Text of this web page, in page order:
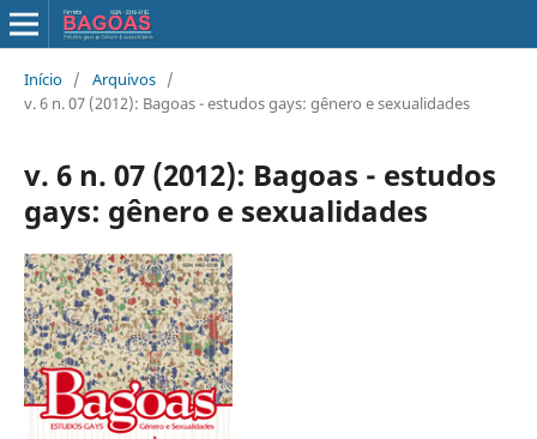
Início / Arquivos /
v. 6 n. 07 (2012): Bagoas - estudos gays: gênero e sexualidades
v. 6 n. 07 (2012): Bagoas - estudos
gays: gênero e sexualidades